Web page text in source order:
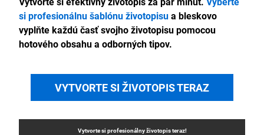
si profesionálnu šablónu životopisua bleskovo
vyplňte každú časť svojho životopisu pomocou
hotového obsahu a odborných tipov.
VYTVORTE SI ŽIVOTOPIS TERAZ
Vytvorte si profesionálnyživotopisteraz!